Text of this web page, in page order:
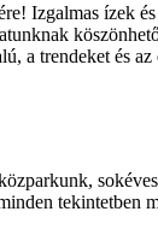
Izgalmas ízek
a trendeket és